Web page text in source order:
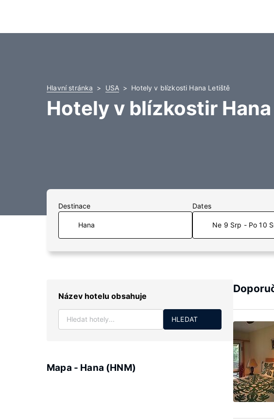
Hlavní stránka USA Hotely v blízkosti Hana Letiště
Hotely v blízkostir
Destinace Dates
Ne 9 Srp - Po 10
Název hotelu obsahuje
HLEDAT
Mapa - Hana (HNM)